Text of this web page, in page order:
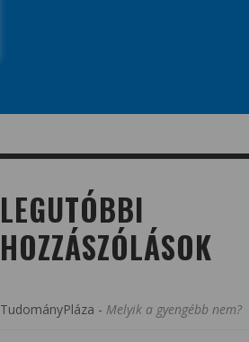
LEGUTÓBBI
HOZZÁSZÓLÁSOK
TudományPláza - Melyik a gyengébb nem?